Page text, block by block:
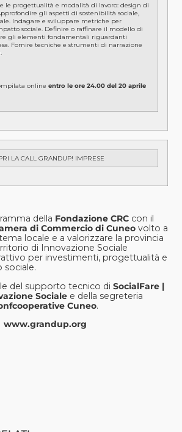
le progettualità e modalità di lavoro: design di
gli aspetti di sostenibilità sociale,
Indagare e sviluppare metriche per
sociale. Definire o raffinare il modello di
gli elementi fondamentali riguardanti
Fornire tecniche e strumenti di narrazione
onlineentro le ore 24.00 del 20 aprile
LA CALLGRANDUP! IMPRESE
della Fondazione CRC con il
di Commercio di Cuneo volto a
locale e a valorizzare la provincia
di Innovazione Sociale
per investimenti, progettualità e
sociale.
del supporto tecnico diSocialFare |
Sociale e della segreteria
Cuneo.
www.grandup.org